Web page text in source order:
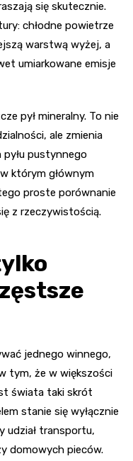
się skutecznie.
chłodne powietrze
warstwą wyżej, a
umiarkowane emisje
pył mineralny. To nie
ale zmienia
pyłu pustynnego
którym głównym
proste porównanie
z rzeczywistością.
jednego winnego,
tym, że w większości
świata taki skrót
stanie się wyłącznie
udział transportu,
domowych pieców.